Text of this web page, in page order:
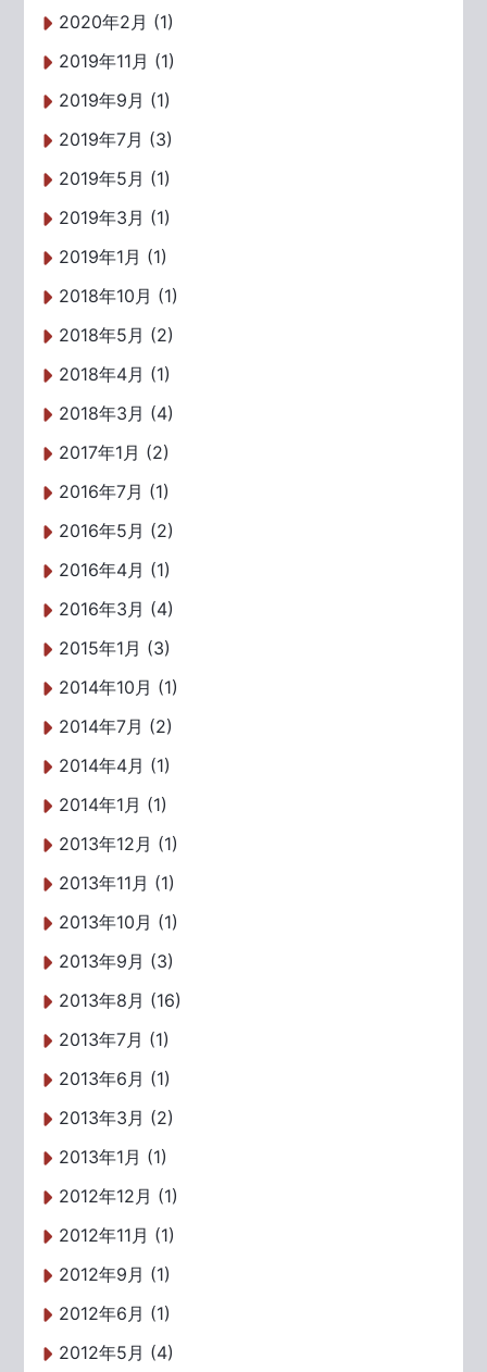
2020年2月 (1)
2019年11月 (1)
2019年9月 (1)
2019年7月 (3)
2019年5月 (1)
2019年3月 (1)
2019年1月 (1)
2018年10月 (1)
2018年5月 (2)
2018年4月 (1)
2018年3月 (4)
2017年1月 (2)
2016年7月 (1)
2016年5月 (2)
2016年4月 (1)
2016年3月 (4)
2015年1月 (3)
2014年10月 (1)
2014年7月 (2)
2014年4月 (1)
2014年1月 (1)
2013年12月 (1)
2013年11月 (1)
2013年10月 (1)
2013年9月 (3)
2013年8月 (16)
2013年7月 (1)
2013年6月 (1)
2013年3月 (2)
2013年1月 (1)
2012年12月 (1)
2012年11月 (1)
2012年9月 (1)
2012年6月 (1)
2012年5月 (4)